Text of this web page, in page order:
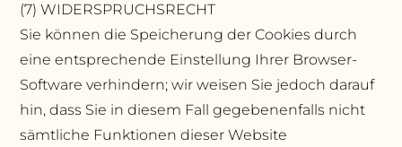
(7) WIDERSPRUCHSRECHT
Sie können die Speicherung der Cookies durch
eine entsprechende Einstellung Ihrer Browser-
Software verhindern; wir weisen Sie jedoch darauf
hin, dass Sie in diesem Fall gegebenenfalls nicht
sämtliche Funktionen dieser Website